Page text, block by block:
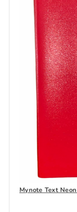
Mynote Text